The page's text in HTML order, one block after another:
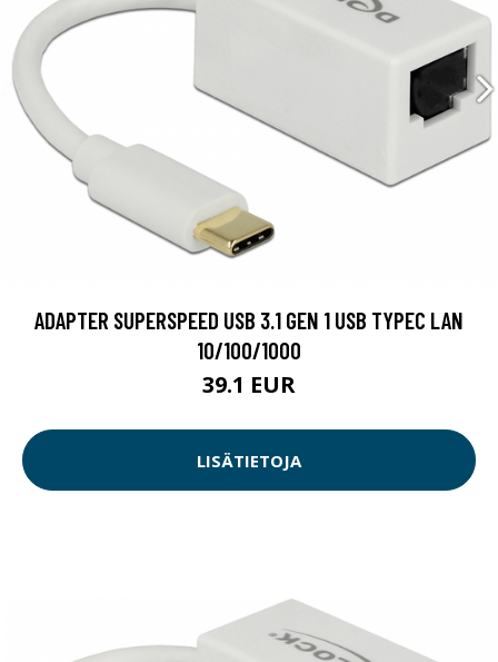
ADAPTER SUPERSPEED USB 3.1 GEN 1 USB TYPEC LAN
10/100/1000
39.1 EUR
LISÄTIETOJA